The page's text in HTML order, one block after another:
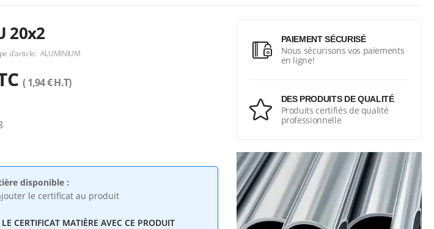
PAIEMENT SÉCURISÉ
Nous sécurisons vos paiements
en ligne!
DES PRODUITS DE QUALITÉ
Produits certifiés de qualité
professionnelle
20x2
d'article: ALUMINIUM
( 1,94 € H.T)
disponible :
le certificat au produit
LE CERTIFICAT MATIÈRE AVEC CE PRODUIT